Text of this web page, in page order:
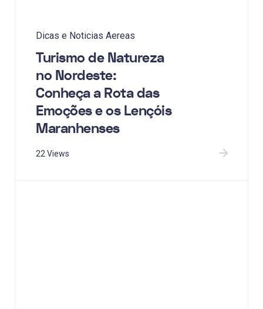
Dicas e Noticias Aereas
Turismo de Natureza
no Nordeste:
Conheça a Rota das
Emoções e os Lençóis
Maranhenses
22 Views